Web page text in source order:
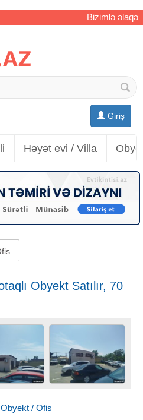
Bizimlə əlaqə
Giriş
Həyət evi / Villa
Obyekt Satılır, 70
Obyekt / Ofis